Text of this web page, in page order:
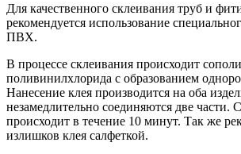
Для качественного склеивания труб и
рекомендуется использование
ПВХ.
В процессе склеивания происходит
поливинилхлорида с образованием
Нанесение клея производится на оба
незамедлительно соединяются две части.
происходит в течение 10 минут. Так же
излишков клея салфеткой.